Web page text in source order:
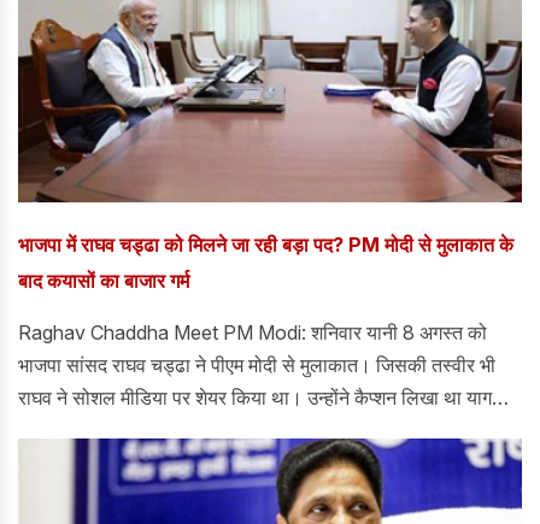
रिसाव और ई20 ईंधन जैसे मुद्दों पर उनके "पूर्व समर्थक" भी उनके खिलाफ हो
रहे हैं।
भाजपा में राघव चड्ढा को मिलने जा रही बड़ा पद? PM मोदी से मुलाकात के
बाद कयासों का बाजार गर्म
Raghav Chaddha Meet PM Modi: शनिवार यानी 8 अगस्त को
भाजपा सांसद राघव चड्ढा ने पीएम मोदी से मुलाकात। जिसकी तस्वीर भी
राघव ने सोशल मीडिया पर शेयर किया था। उन्होंने कैप्शन लिखा था यागदार